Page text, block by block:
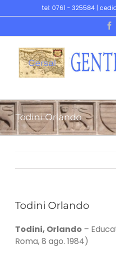
to
tel: 0761 - 325584 |
Todini Orlando
Todini Orlando
Todini, Orlando –
Roma, 8 ago. 1984)